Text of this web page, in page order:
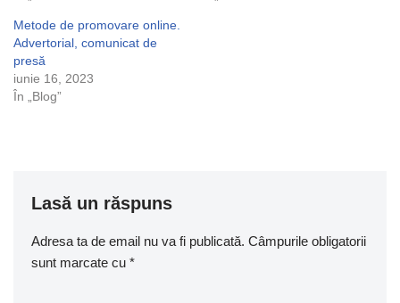
Metode de promovare online.
Advertorial, comunicat de
presă
iunie 16, 2023
În „Blog”
Lasă un răspuns
Adresa ta de email nu va fi publicată. Câmpurile obligatorii
sunt marcate cu *